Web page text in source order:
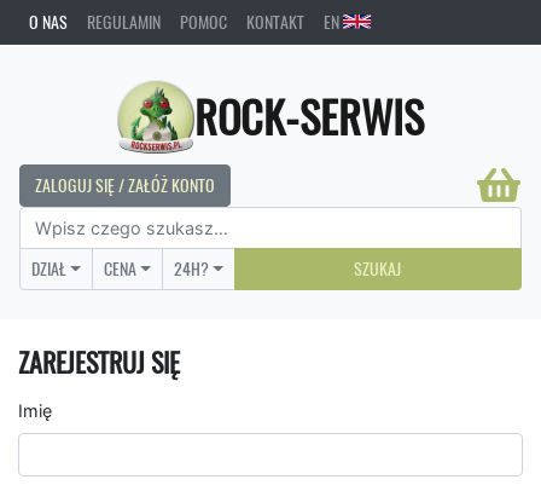
O NAS REGULAMIN POMOC KONTAKT EN
ROCK-SERWIS
ZALOGUJ SIĘ / ZAŁÓŻ KONTO
DZIAŁ CENA 24H? SZUKAJ
ZAREJESTRUJ SIĘ
Imię